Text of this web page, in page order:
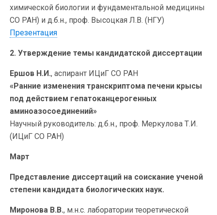
химической биологии и фундаментальной медицины
СО РАН) и д.б.н., проф. Высоцкая Л.В. (НГУ)
Презентация
2. Утверждение темы кандидатской диссертации
Ершов Н.И., аспирант ИЦиГ СО РАН
«Ранние изменения транскриптома печени крысы
под действием гепатоканцерогенных
аминоазосоединений»
Научный руководитель: д.б.н., проф. Меркулова Т.И.
(ИЦиГ СО РАН)
Март
Представление диссертаций на соискание ученой
степени кандидата биологических наук.
Миронова В.В., м.н.с. лаборатории теоретической